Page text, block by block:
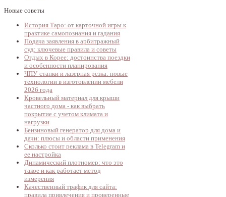
Новые советы
История Таро: от карточной игры к
практике самопознания и гадания
Подача заявления в арбитражный
суд: ключевые правила и советы
Отдых в Корее: достоинства поездки
и особенности планирования
ЧПУ-станки и лазерная резка: новые
технологии в изготовлении мебели
2026 года
Кровельный материал для крыши
частного дома - как выбрать
покрытие с учетом климата и
нагрузки
Бензиновый генератор для дома и
дачи: плюсы и области применения
Сколько стоит реклама в Telegram и
ее настройка
Динамический плотномер: что это
такое и как работает метод
измерения
Качественный трафик для сайта:
правила привлечения и проверенные